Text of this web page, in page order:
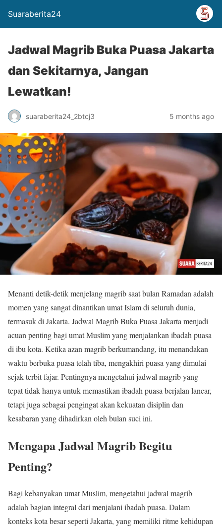
Suaraberita24
Jadwal Magrib Buka Puasa Jakarta
dan Sekitarnya, Jangan
Lewatkan!
suaraberita24_2btcj3 5 months ago
Menanti detik-detik menjelang magrib saat bulan Ramadan adalah
momen yang sangat dinantikan umat Islam di seluruh dunia,
termasuk di Jakarta. Jadwal Magrib Buka Puasa Jakarta menjadi
acuan penting bagi umat Muslim yang menjalankan ibadah puasa
di ibu kota. Ketika azan magrib berkumandang, itu menandakan
waktu berbuka puasa telah tiba, mengakhiri puasa yang dimulai
sejak terbit fajar. Pentingnya mengetahui jadwal magrib yang
tepat tidak hanya untuk memastikan ibadah puasa berjalan lancar,
tetapi juga sebagai pengingat akan kekuatan disiplin dan
kesabaran yang dihadirkan oleh bulan suci ini.
Mengapa Jadwal Magrib Begitu
Penting?
Bagi kebanyakan umat Muslim, mengetahui jadwal magrib
adalah bagian integral dari menjalani ibadah puasa. Dalam
konteks kota besar seperti Jakarta, yang memiliki ritme kehidupan